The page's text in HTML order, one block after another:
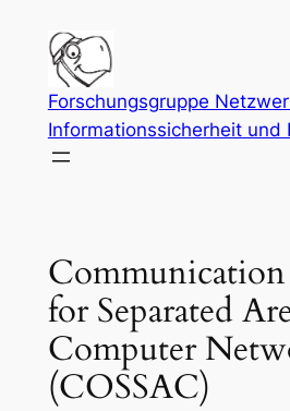
Inhalt
springen
Forschungsgruppe
Informationssicherheit und
for Separated
Computer
(COSSAC)